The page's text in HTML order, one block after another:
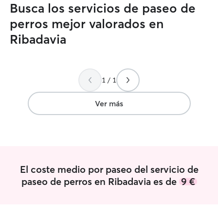
Busca los servicios de paseo de
perros mejor valorados en
Ribadavia
1 / 1
Ver más
El coste medio por paseo del servicio de
paseo de perros en Ribadavia es de 9 €